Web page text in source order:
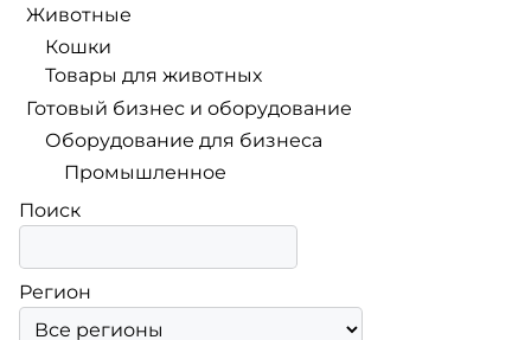
Животные
Кошки
Товары для животных
Готовый бизнес и оборудование
Оборудование для бизнеса
Промышленное
Поиск
Регион